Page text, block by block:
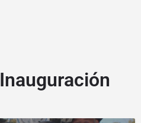
Inauguración